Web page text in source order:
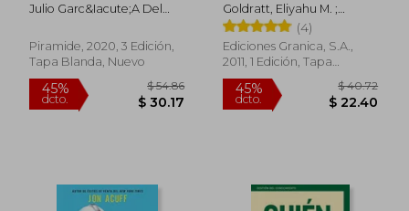
Julio Garc&Iacute;A Del
Br&Aacute;S Dos Santos
Piramide, 2020, 3 Edición,
Tapa Blanda, Nuevo
Goldratt, Eliyahu M. ;
Goldratt, Efrat(4)
Ediciones Granica, S.A.,
2011, 1 Edición, Tapa
Blanda, Nuevo